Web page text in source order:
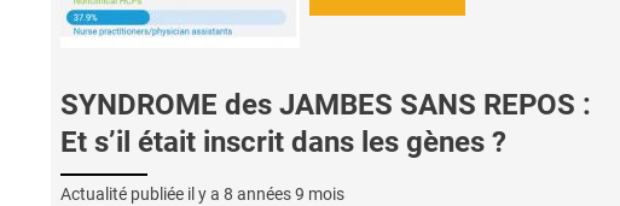
SYNDROME des JAMBES SANS REPOS :
Et s’il était inscrit dans les gènes ?
Actualité publiée il y a 8 années 9 mois